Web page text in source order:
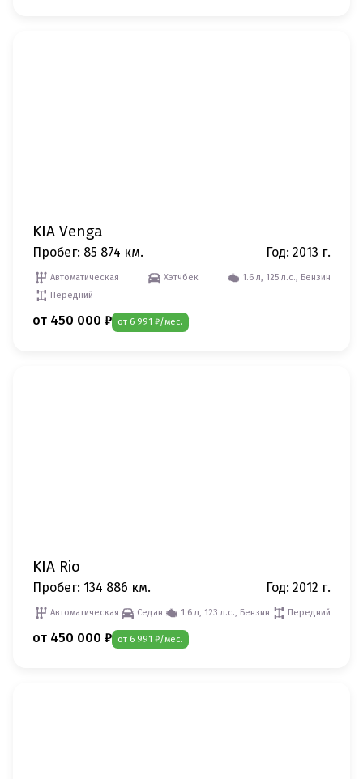
KIA Venga
Пробег: 85 874 км. Год: 2013 г.
Автоматическая Хэтчбек
1.6 л, 125 л.с., Бензин
Передний
от 450 000 ₽ от 6 991 ₽/мес.
KIA Rio
Пробег: 134 886 км. Год: 2012 г.
Автоматическая Седан 1.6 л, 123 л.с., Бензин Передний
от 450 000 ₽ от 6 991 ₽/мес.